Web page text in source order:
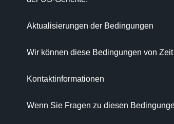
Aktualisierungen der Bedingungen
Wir können diese Bedingungen von
Kontaktinformationen
Wenn Sie Fragen zu diesen